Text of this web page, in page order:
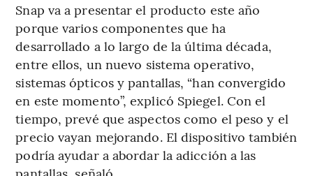
Snap va a presentar el producto este año
porque varios componentes que ha
desarrollado a lo largo de la última década,
entre ellos, un nuevo sistema operativo,
sistemas ópticos y pantallas, “han convergido
en este momento”, explicó Spiegel. Con el
tiempo, prevé que aspectos como el peso y el
precio vayan mejorando. El dispositivo también
podría ayudar a abordar la adicción a las